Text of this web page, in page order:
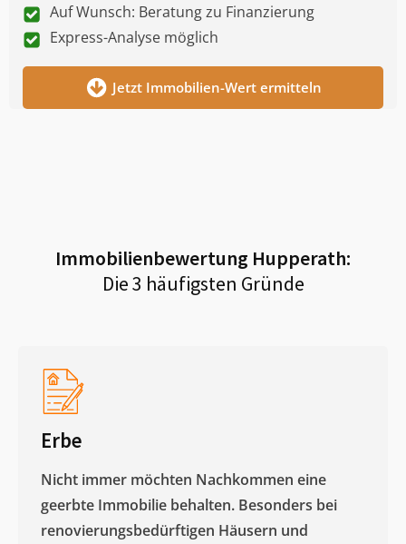
Auf Wunsch: Beratung zu Finanzierung
Express-Analyse möglich
Jetzt Immobilien-Wert ermitteln
Immobilienbewertung Hupperath:
Die 3 häufigsten Gründe
Erbe
Nicht immer möchten Nachkommen eine
geerbte Immobilie behalten. Besonders bei
renovierungsbedürftigen Häusern und